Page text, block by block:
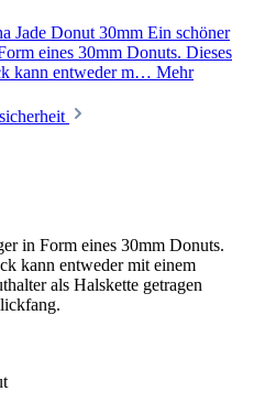
Jade Donut 30mm Ein schöner
eines 30mm Donuts. Dieses
kann entweder m… Mehr
in Form eines 30mm Donuts.
kann entweder mit einem
als Halskette getragen